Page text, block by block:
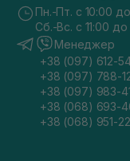
Пн.-Пт. с 10:00
Сб.-Вс. с 11:00 до
Менеджер
+38 (097) 612-
+38 (097) 788-
+38 (097) 983-
+38 (068) 693-
+38 (068) 951-